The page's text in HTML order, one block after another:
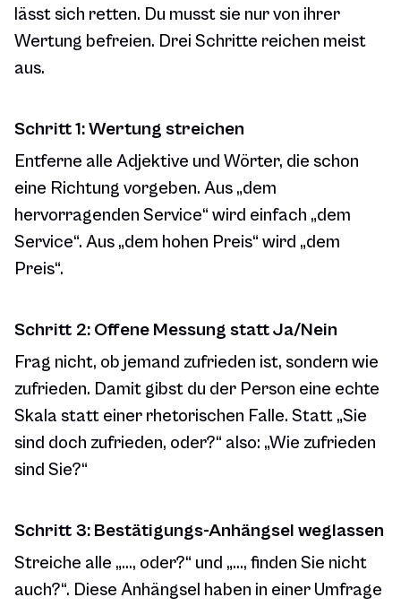
lässt sich retten. Du musst sie nur von ihrer
Wertung befreien. Drei Schritte reichen meist
aus.
Schritt 1: Wertung streichen
Entferne alle Adjektive und Wörter, die schon
eine Richtung vorgeben. Aus „dem
hervorragenden Service“ wird einfach „dem
Service“. Aus „dem hohen Preis“ wird „dem
Preis“.
Schritt 2: Offene Messung statt Ja/Nein
Frag nicht, ob jemand zufrieden ist, sondern wie
zufrieden. Damit gibst du der Person eine echte
Skala statt einer rhetorischen Falle. Statt „Sie
sind doch zufrieden, oder?“ also: „Wie zufrieden
sind Sie?“
Schritt 3: Bestätigungs-Anhängsel weglassen
Streiche alle „…, oder?“ und „…, finden Sie nicht
auch?“. Diese Anhängsel haben in einer Umfrage